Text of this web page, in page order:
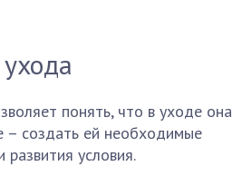
понять, что в уходе она
– создать ей необходимые
развития условия.